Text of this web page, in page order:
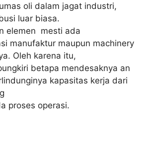
oli dalam jagat industri,
luar biasa.
elemen mesti ada
manufaktur maupun machinery
Oleh karena itu,
betapa mendesaknya an
kapasitas kerja dari
proses operasi.